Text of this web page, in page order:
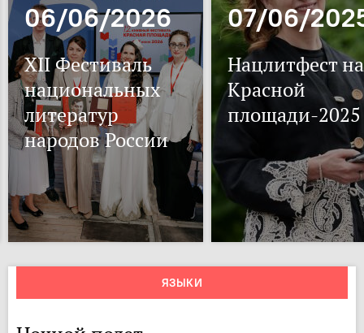
06/06/2026
XII Фестиваль
национальных
литератур
народов России
07/06/
Нацлитфест на
Красной
площади-2025
ЯЗЫКИ